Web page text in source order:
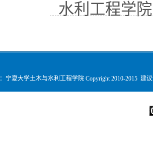
水利工程学
：宁夏大学土木与水利工程学院 Copyright 2010-2015 建